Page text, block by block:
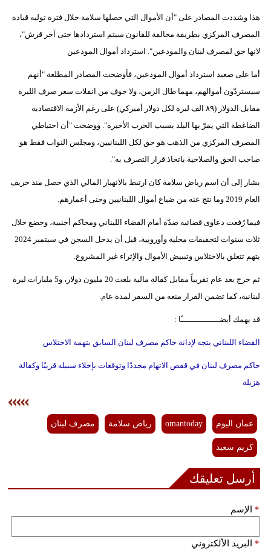
هذا وشددت المصادر على "أن الأموال التي حصلها سلامة خلال فترة توليه قيادة
المصرف المركزي بطريقة مخالفة للقانون سيتم استردادها حتى آخر قرش"،
لانها حق لمصرف لبنان والمودعين". استرداد أموال المودعين
أما على صعيد استرداد أموال المودعين، فأوضحت المصادر المطلعة "أنهم
سيستردّون أموالهم، مهما طال الزمن، ولا خوف من انفلات سعر صرف الليرة
مقابل الدولار (٨٩ الف ليرة لكل دولار أميركي) على رغم الأزمة الاقتصادية
الضاغطة التي يمرّ بها البلد بسبب الحرب الأخيرة". ووضحت "أن احتياطي
المصرف المركزي من الذهب هو حق لكل اللبنانيين، ومجلس النواب فقط هو
صاحب الحق والصلاحية باتخاذ قرار التصرف به".
يشار إلى أن اسم رياض سلامة كان ارتبط بالانهيار المالي الذي حصل منذ خريف
العام 2019 وما نتج عنه من ضياع أموال اللبنانيين وجنى أعمارهم.
فيما رُفعت دعاوى قضائية ضدّه أمام القضاء اللبناني ومحاكم أجنبية، وخضع خلال
ثلاث سنوات لتحقيقات محلية وأوروبية، قبل أن يدخل السجن في سبتمبر 2024
بتهم تتعلق بالاختلاس وتبييض الأموال والإثراء غير المشروع.
ثم خرج بعد عام تقريباً مقابل كفالة مالية بلغت 20 مليون دولار، و5 مليارات ليرة
لبنانية، كما تضمن القرار منعه من السفر لمدة عام.
قد يهمك أيضــــــــــــــــًا :
القضاء اللبناني يتجه لإدانة حاكم مصرف لبنان السابق بتهمة الاختلاس
حاكم مصرف لبنان في قفص الاتهام مجددًا وتوقعات بإخلاء سبيله قريبًا وكفالة
هزيلة
عمان اليوم omantoday رياض سلامة مصرف لبنان
كريم سعيد
أرسل تعليقك
الإسم *
البريد الألكتروني *